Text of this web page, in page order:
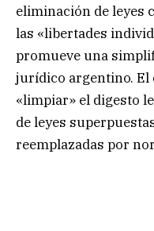
eliminación de leyes
las «libertades
promueve una
jurídico argentino. El
«limpiar» el digesto
de leyes
reemplazadas por